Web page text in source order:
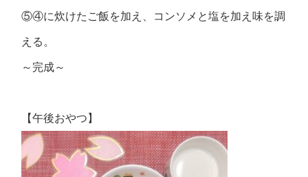
⑤④に炊けたご飯を加え、コンソメと塩を加え味を調
える。
～完成～
【午後おやつ】